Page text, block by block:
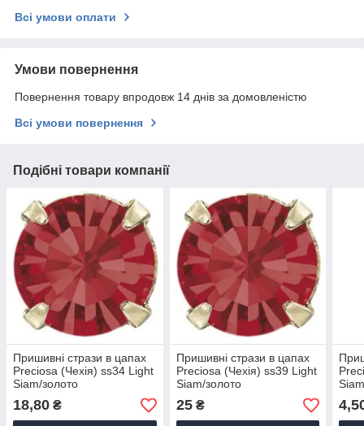
Всі умови оплати
Умови повернення
Повернення товару впродовж 14 днів за домовленістю
Всі умови повернення
Подібні товари компанії
Пришивні стрази в цапах
Preciosa (Чехія) ss34 Light
Siam/золото
18,80 ₴
Пришивні стрази в цапах
Preciosa (Чехія) ss39 Light
Siam/золото
25₴